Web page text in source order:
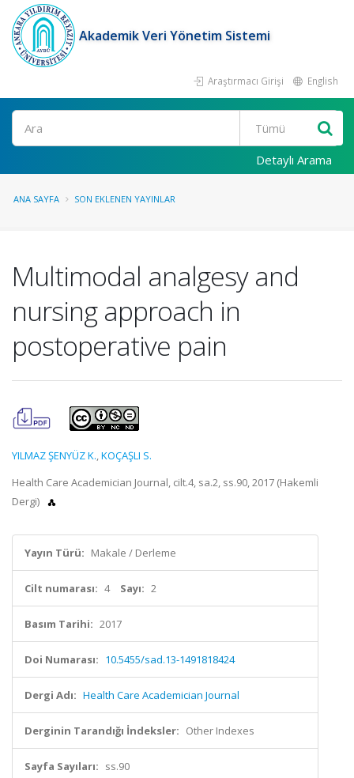
Akademik Veri Yönetim Sistemi
Araştırmacı Girişi English
Ara
Detaylı Arama
ANA SAYFA SON EKLENEN YAYINLAR
Multimodal analgesy and
nursing approach in
postoperative pain
YILMAZ ŞENYÜZ K.,KOÇAŞLI S.
Health Care Academician Journal, cilt.4, sa.2, ss.90, 2017 (Hakemli
Dergi)
Yayın Türü: Makale / Derleme
Cilt numarası: 4 Sayı: 2
Basım Tarihi: 2017
Doi Numarası: 10.5455/sad.13-1491818424
Dergi Adı: Health Care Academician Journal
Derginin Tarandığı İndeksler: Other Indexes
Sayfa Sayıları: ss.90